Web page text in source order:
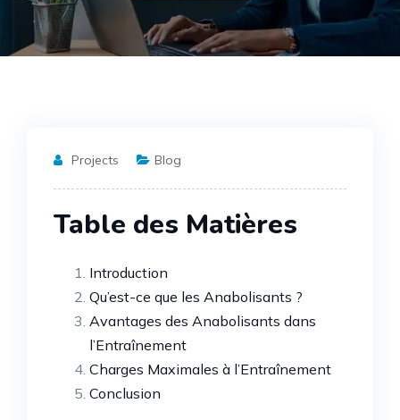
Projects Blog
Table des Matières
Introduction
Qu’est-ce que les Anabolisants ?
Avantages des Anabolisants dans
l’Entraînement
Charges Maximales à l’Entraînement
Conclusion